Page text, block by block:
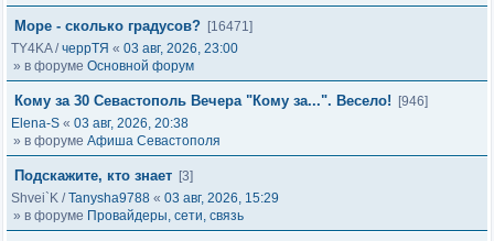
Море - сколько градусов? [16471]
TY4KA/черрТЯ « 03 авг, 2026, 23:00
» в форуме Основной форум
Кому за 30 Севастополь Вечера "Кому за...". Весело!
[946]
Elena-S « 03 авг, 2026, 20:38
» в форуме Афиша Севастополя
Подскажите, кто знает [3]
Shvei`K /Tanysha9788 « 03 авг, 2026, 15:29
» в форуме Провайдеры, сети, связь